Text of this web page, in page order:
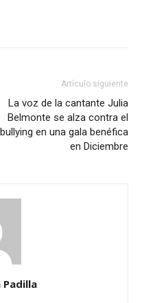
Artículo siguiente
La voz de la cantante Julia
Belmonte se alza contra el
bullying en una gala benéfica
en Diciembre
Padilla